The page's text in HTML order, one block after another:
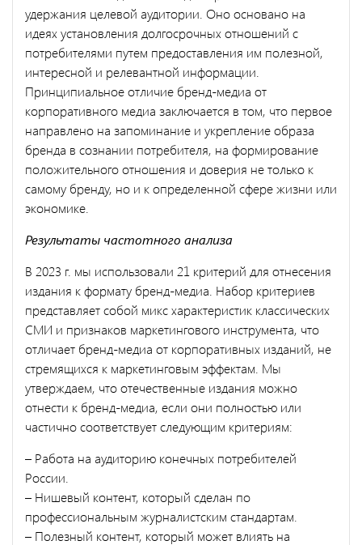
удержания целевой аудитории. Оно основано на
идеях установления долгосрочных отношений с
потребителями путем предоставления им полезной,
интересной и релевантной информации.
Принципиальное отличие бренд-медиа от
корпоративного медиа заключается в том, что первое
направлено на запоминание и укрепление образа
бренда в сознании потребителя, на формирование
положительного отношения и доверия не только к
самому бренду, но и к определенной сфере жизни или
экономике.
Результаты частотного анализа
В 2023 г. мы использовали 21 критерий для отнесения
издания к формату бренд-медиа. Набор критериев
представляет собой микс характеристик классических
СМИ и признаков маркетингового инструмента, что
отличает бренд-медиа от корпоративных изданий, не
стремящихся к маркетинговым эффектам. Мы
утверждаем, что отечественные издания можно
отнести к бренд-медиа, если они полностью или
частично соответствует следующим критериям:
– Работа на аудиторию конечных потребителей
России.
– Нишевый контент, который сделан по
профессиональным журналистским стандартам.
– Полезный контент, который может влиять на